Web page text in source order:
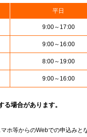
平日
9:00～17:00
9:00～16:00
8:00～19:00
9:00～16:00
場合があります。
ホ等からのWebでの申込みと